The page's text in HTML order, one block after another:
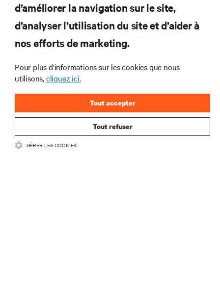
Abonnez-vous pour connaître les dernières
tendances technologiques
plus importants du secteur, ainsi que les dernières
interventions et avis de nos experts sur la gestion,
l’alimentation et le refroidissement des data centers
et des infrastructures informatiques critiques.
d’améliorer la navigation sur le site,
d’analyser l’utilisation du site et d’aider à
nos efforts de marketing.
Pour plus d’informations sur les cookies que nous
utilisons,cliquez ici.
Tout refuser
Tout accepter
GÉRER LES COOKIES